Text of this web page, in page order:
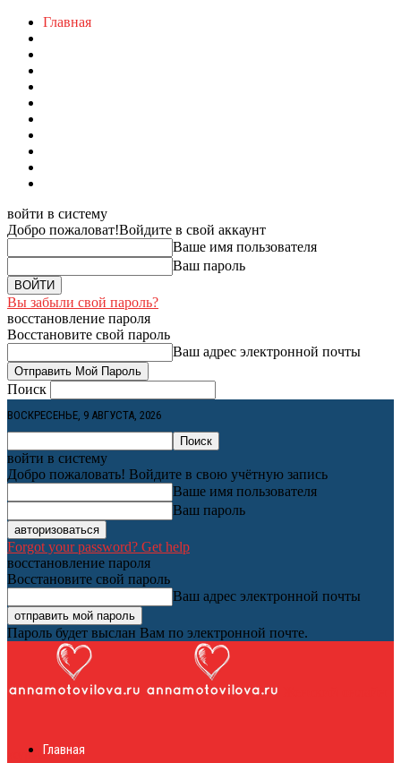
Главная
войти в систему
Добро пожаловат!Войдите в свой аккаунт
Ваше имя пользователя
Ваш пароль
Вы забыли свой пароль?
восстановление пароля
Восстановите свой пароль
Ваш адрес электронной почты
Поиск
ВОСКРЕСЕНЬЕ, 9 АВГУСТА, 2026
войти в систему
Добро пожаловать! Войдите в свою учётную запись
Ваше имя пользователя
Ваш пароль
Forgot your password? Get help
восстановление пароля
Восстановите свой пароль
Ваш адрес электронной почты
Пароль будет выслан Вам по электронной почте.
журналГлавная